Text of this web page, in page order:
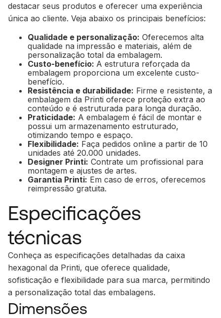
destacar seus produtos e oferecer uma experiência
única ao cliente. Veja abaixo os principais benefícios:
Qualidade e personalização: Oferecemos alta
qualidade na impressão e materiais, além de
personalização total da embalagem.
Custo-benefício: A estrutura reforçada da
embalagem proporciona um excelente custo-
benefício.
Resistência e durabilidade: Firme e resistente, a
embalagem da Printi oferece proteção extra ao
conteúdo e é estruturada para longa duração.
Praticidade: A embalagem é fácil de montar e
possui um armazenamento estruturado,
otimizando tempo e espaço.
Flexibilidade: Faça pedidos online a partir de 10
unidades até 20.000 unidades.
Designer Printi: Contrate um profissional para
montagem e ajustes de artes.
Garantia Printi: Em caso de erros, oferecemos
reimpressão gratuita.
Especificações
técnicas
Conheça as especificações detalhadas da caixa
hexagonal da Printi, que oferece qualidade,
sofisticação e flexibilidade para sua marca, permitindo
a personalização total das embalagens.
Dimensões